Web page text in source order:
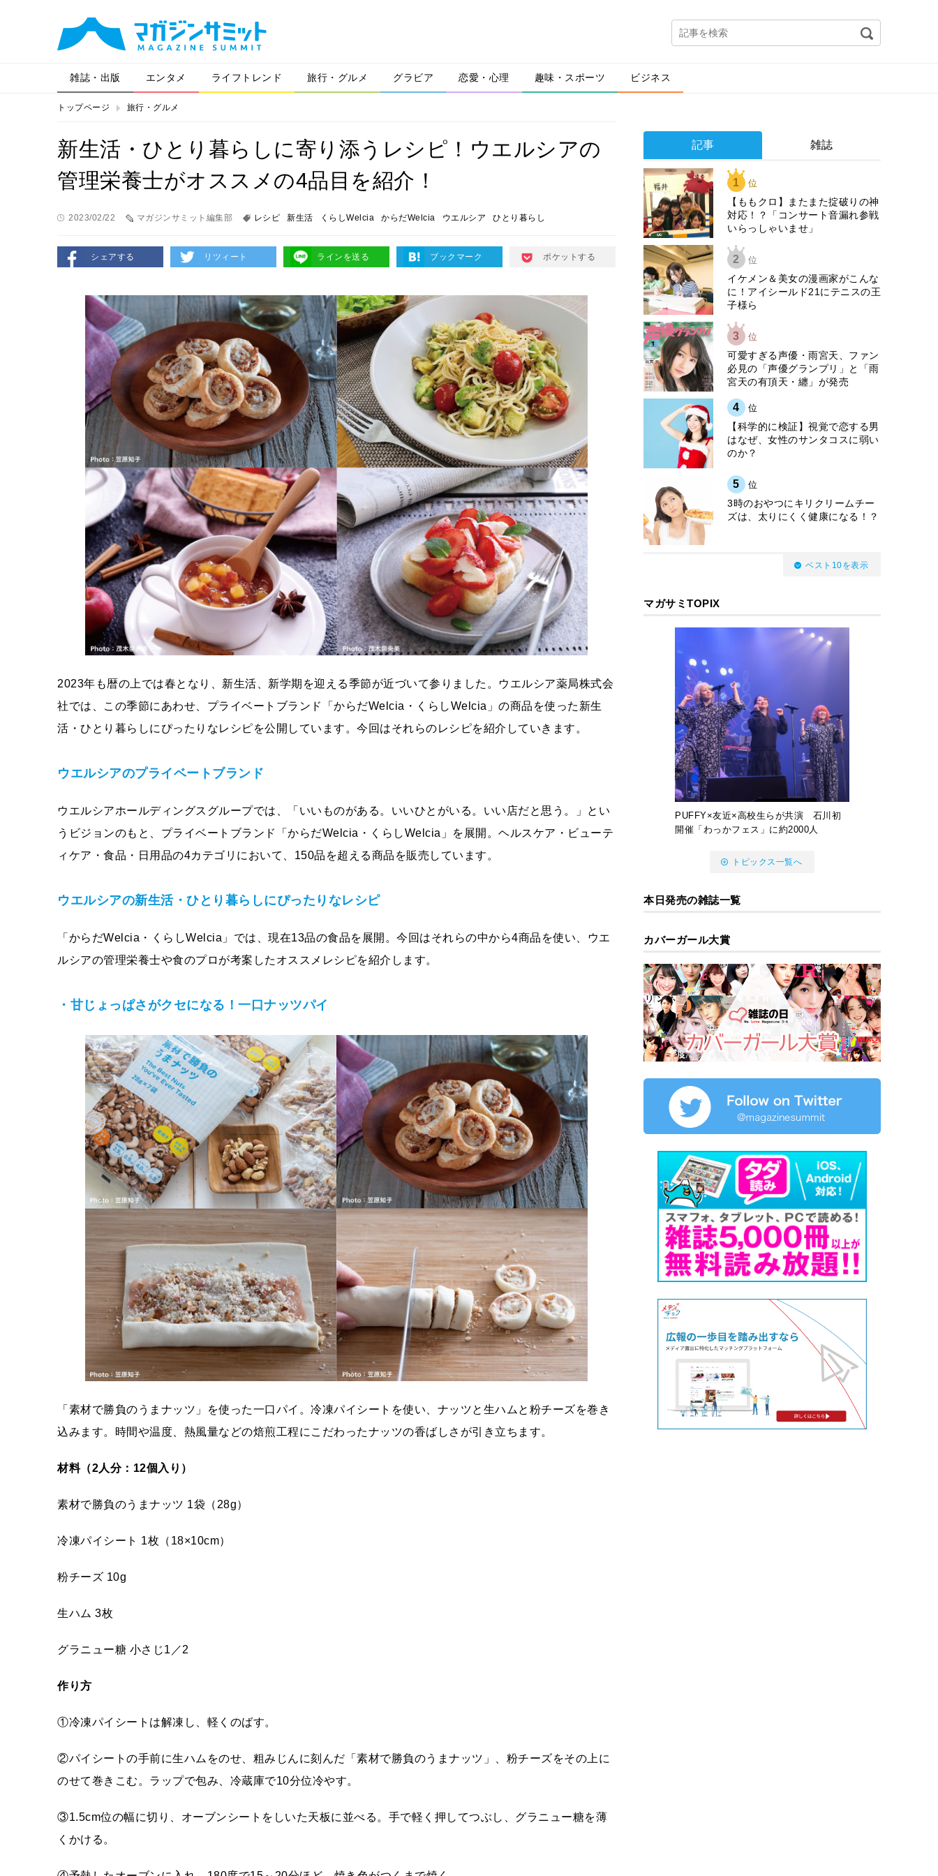
雑誌・出版 エンタメ ライフトレンド 旅行・グルメ グラビア 恋愛・心理 趣味・スポーツ ビジネス
トップページ 旅行・グルメ
新生活・ひとり暮らしに寄り添うレシピ！ウエルシアの
管理栄養士がオススメの4品目を紹介！
2023/02/22 マガジンサミット編集部 レシピ 新生活 くらしWelcia からだWelcia ウエルシア ひとり暮らし
シェアする リツィート ラインを送る ブックマーク ポケットする
2023年も暦の上では春となり、新生活、新学期を迎える季節が近づいて参りました。ウエルシア薬局株式会
社では、この季節にあわせ、プライベートブランド「からだWelcia・くらしWelcia」の商品を使った新生
活・ひとり暮らしにぴったりなレシピを公開しています。今回はそれらのレシピを紹介していきます。
ウエルシアのプライベートブランド
ウエルシアホールディングスグループでは、「いいものがある。いいひとがいる。いい店だと思う。」とい
うビジョンのもと、プライベートブランド「からだWelcia・くらしWelcia」を展開。ヘルスケア・ビューテ
ィケア・食品・日用品の4カテゴリにおいて、150品を超える商品を販売しています。
ウエルシアの新生活・ひとり暮らしにぴったりなレシピ
「からだWelcia・くらしWelcia」では、現在13品の食品を展開。今回はそれらの中から4商品を使い、ウエ
ルシアの管理栄養士や食のプロが考案したオススメレシピを紹介します。
・甘じょっぱさがクセになる！一口ナッツパイ
「素材で勝負のうまナッツ」を使った一口パイ。冷凍パイシートを使い、ナッツと生ハムと粉チーズを巻き
込みます。時間や温度、熱風量などの焙煎工程にこだわったナッツの香ばしさが引き立ちます。
材料（2人分：12個入り）
素材で勝負のうまナッツ 1袋（28g）
冷凍パイシート 1枚（18×10cm）
粉チーズ 10g
生ハム 3枚
グラニュー糖 小さじ1／2
作り方
①冷凍パイシートは解凍し、軽くのばす。
②パイシートの手前に生ハムをのせ、粗みじんに刻んだ「素材で勝負のうまナッツ」、粉チーズをその上に
のせて巻きこむ。ラップで包み、冷蔵庫で10分位冷やす。
③1.5cm位の幅に切り、オーブンシートをしいた天板に並べる。手で軽く押してつぶし、グラニュー糖を薄
くかける。
記事 雑誌
1 位
【ももクロ】またまた掟破りの神
対応！？「コンサート音漏れ参戦
いらっしゃいませ」
2 位
イケメン＆美女の漫画家がこんな
に！アイシールド21にテニスの王
子様ら
3 位
可愛すぎる声優・雨宮天、ファン
必見の「声優グランプリ」と「雨
宮天の有頂天・纏」が発売
4 位
【科学的に検証】視覚で恋する男
はなぜ、女性のサンタコスに弱い
のか？
5 位
3時のおやつにキリクリームチー
ズは、太りにくく健康になる！？
ベスト10を表示
マガサミTOPIX
PUFFY×友近×高校生らが共演 石川初
開催「わっかフェス」に約2000人
トピックス一覧へ
本日発売の雑誌一覧
カバーガール大賞